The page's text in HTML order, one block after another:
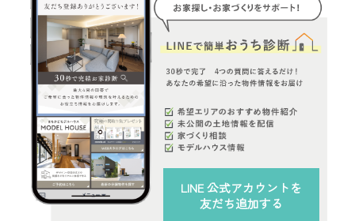
LINE 公式アカウントを
友だち追加する